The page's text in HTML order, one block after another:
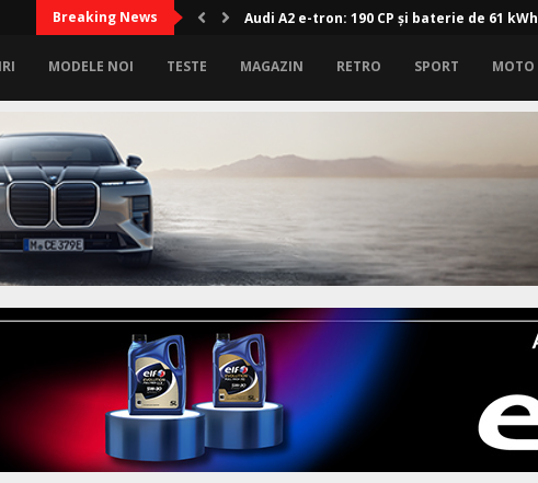
Breaking News Audi A2 e-tron: 190 CP și baterie de 61 kWh
MODELE NOI TESTE MAGAZIN RETRO SPORT MOTO